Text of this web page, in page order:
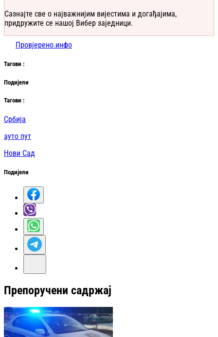
Сазнајте све о најважнијим вијестима и догађајима,
придружите се нашој Вибер заједници.
Провјерено.инфо
Тагови :
Подијели
Тагови :
Србија
ауто пут
Нови Сад
Подијели
Препоручени садржај